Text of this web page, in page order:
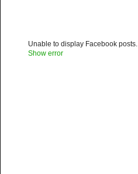
Unable to display Facebook posts.
Show error